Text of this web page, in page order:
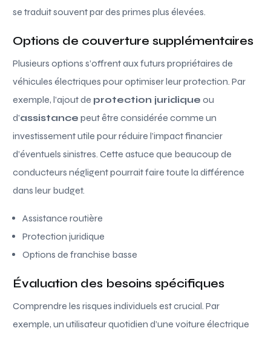
se traduit souvent par des primes plus élevées.
Options de couverture supplémentaires
Plusieurs options s’offrent aux futurs propriétaires de
véhicules électriques pour optimiser leur protection. Par
exemple, l’ajout de protection juridique ou
d’assistance peut être considérée comme un
investissement utile pour réduire l’impact financier
d’éventuels sinistres. Cette astuce que beaucoup de
conducteurs négligent pourrait faire toute la différence
dans leur budget.
Assistance routière
Protection juridique
Options de franchise basse
Évaluation des besoins spécifiques
Comprendre les risques individuels est crucial. Par
exemple, un utilisateur quotidien d’une voiture électrique